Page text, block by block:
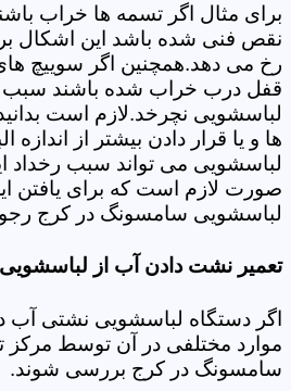
برای مثال اگر تسمه ها خراب
نقص فنی شده باشد این اشکال
رخ می دهد.همچنین اگر سوییچ
قفل درب خراب شده باشند سبب
لباسشویی نچرخد.لازم است
ها و یا قرار دادن بیشتر از اندازه
لباسشویی می تواند سبب رخداد
صورت لازم است که برای یافتن
لباسشویی سامسونگ در کرج
تعمیر نشت دادن آب از
اگر دستگاه لباسشویی نشتی آب
موارد مختلفی در آن توسط مرکز
سامسونگ در کرج بررسی شوند.